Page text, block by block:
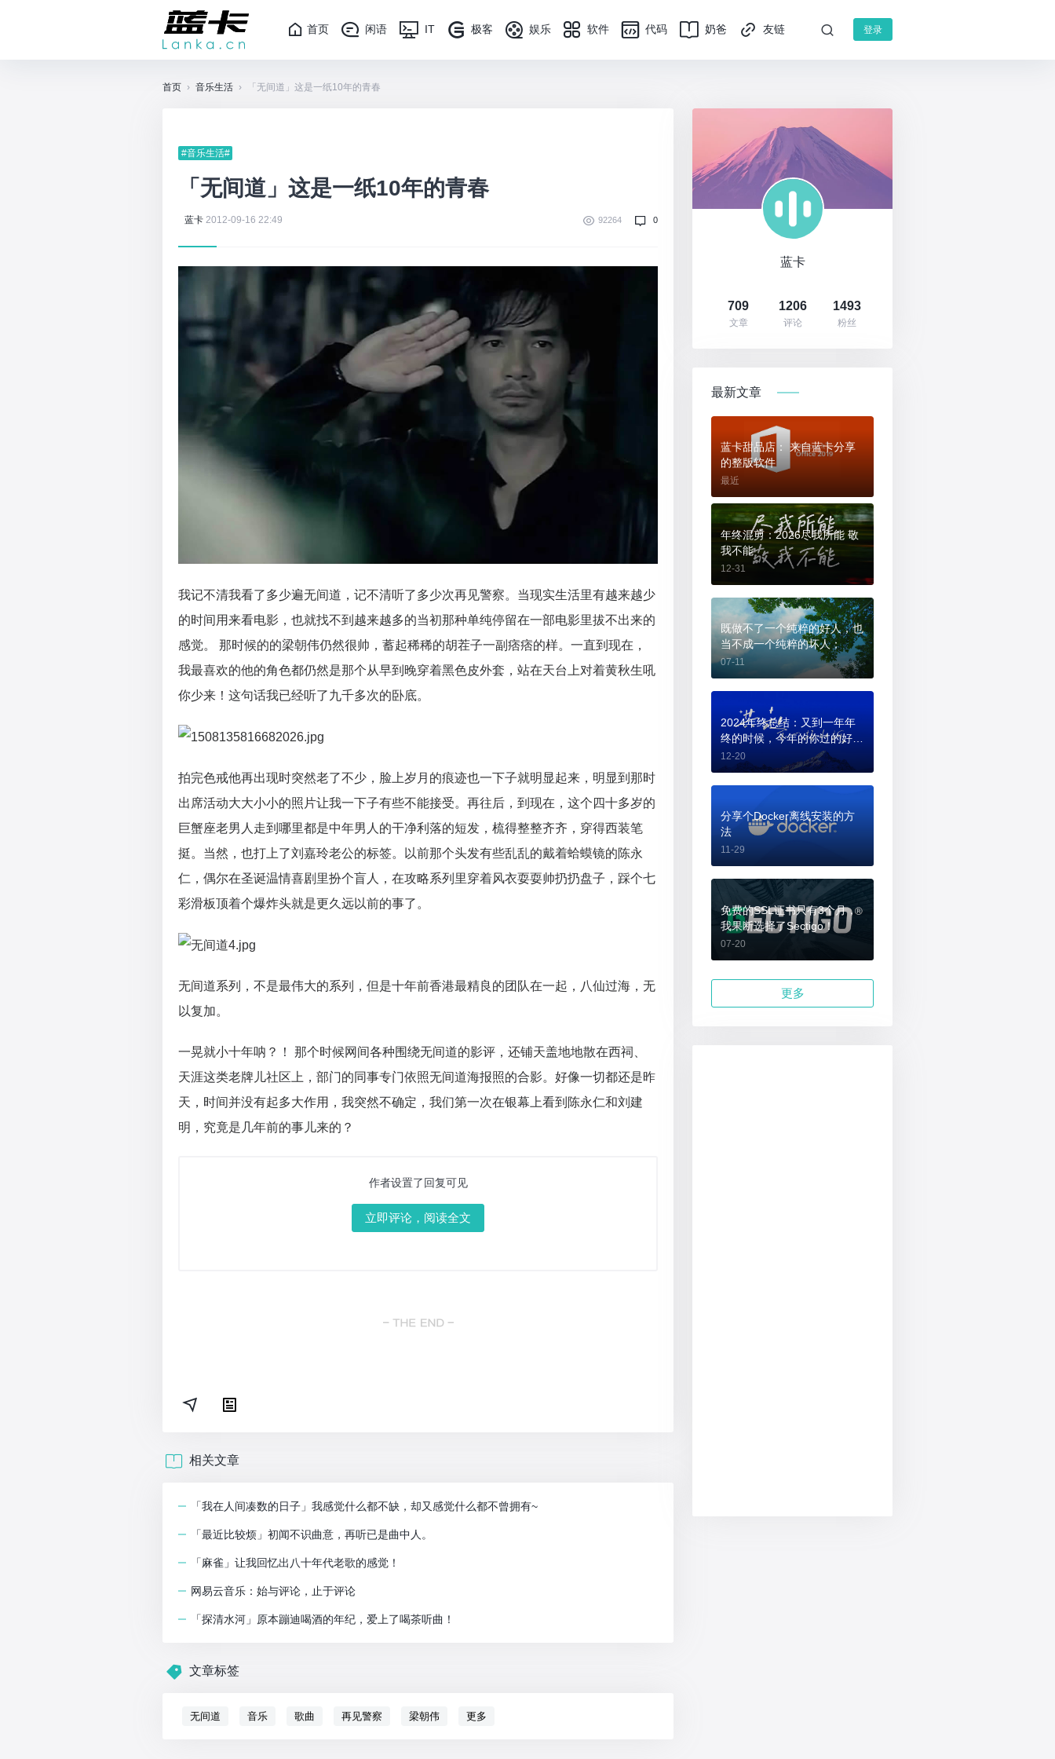
首页 闲语 IT 极客 娱乐 软件 代码 奶爸 友链 登录
首页 › 音乐生活 › 「无间道」这是一纸10年的青春
#音乐生活#
「无间道」这是一纸10年的青春
蓝卡 2012-09-16 22:49 92264 0
我记不清我看了多少遍无间道，记不清听了多少次再见警察。当现实生活里有越来越少
的时间用来看电影，也就找不到越来越多的当初那种单纯停留在一部电影里拔不出来的
感觉。 那时候的的梁朝伟仍然很帅，蓄起稀稀的胡茬子一副痞痞的样。一直到现在，
我最喜欢的他的角色都仍然是那个从早到晚穿着黑色皮外套，站在天台上对着黄秋生吼
你少来！这句话我已经听了九千多次的卧底。
拍完色戒他再出现时突然老了不少，脸上岁月的痕迹也一下子就明显起来，明显到那时
出席活动大大小小的照片让我一下子有些不能接受。再往后，到现在，这个四十多岁的
巨蟹座老男人走到哪里都是中年男人的干净利落的短发，梳得整整齐齐，穿得西装笔
挺。当然，也打上了刘嘉玲老公的标签。以前那个头发有些乱乱的戴着蛤蟆镜的陈永
仁，偶尔在圣诞温情喜剧里扮个盲人，在攻略系列里穿着风衣耍耍帅扔扔盘子，踩个七
彩滑板顶着个爆炸头就是更久远以前的事了。
无间道系列，不是最伟大的系列，但是十年前香港最精良的团队在一起，八仙过海，无
以复加。
一晃就小十年呐？！ 那个时候网间各种围绕无间道的影评，还铺天盖地地散在西祠、
天涯这类老牌儿社区上，部门的同事专门依照无间道海报照的合影。好像一切都还是昨
天，时间并没有起多大作用，我突然不确定，我们第一次在银幕上看到陈永仁和刘建
明，究竟是几年前的事儿来的？
作者设置了回复可见
立即评论，阅读全文
相关文章
「我在人间凑数的日子」我感觉什么都不缺，却又感觉什么都不曾拥有~
「最近比较烦」初闻不识曲意，再听已是曲中人。
「麻雀」让我回忆出八十年代老歌的感觉！
网易云音乐：始与评论，止于评论
「探清水河」原本蹦迪喝酒的年纪，爱上了喝茶听曲！
文章标签
无间道 音乐 歌曲 再见警察 梁朝伟 更多
蓝卡
709
文章
1206
评论
1493
粉丝
最新文章
蓝卡甜品店： 来自蓝卡分享
的整版软件
最近
年终混剪：2026尽我所能 敬
我不能
12-31
既做不了一个纯粹的好人，也
当不成一个纯粹的坏人；
07-11
2024年终总结：又到一年年
终的时候，今年的你过的好
吗？
12-20
分享个Docker离线安装的方
法
11-29
免费的SSL证书只有3个月，
我果断选择了Sectigo！
07-20
更多